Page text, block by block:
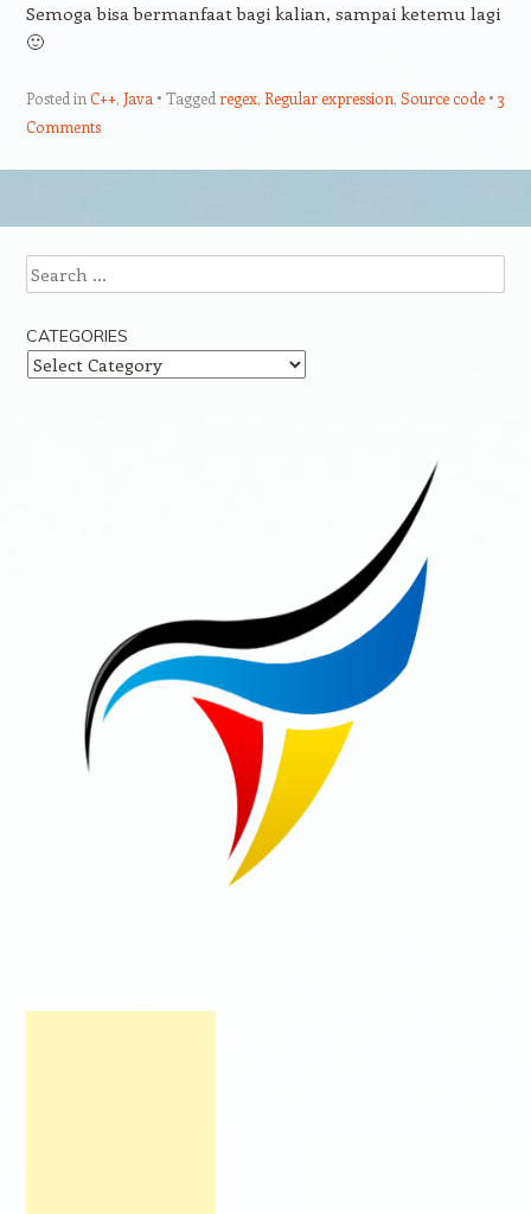
Semoga bisa bermanfaat bagi kalian, sampai ketemu lagi
🙂
Posted in C++, Java Tagged regex, Regular expression, Source code
3
Comments
Search
CATEGORIES
Categories